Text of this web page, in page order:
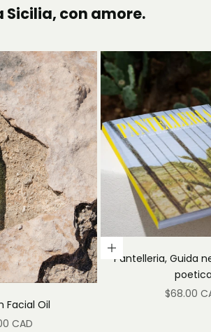
Sicilia, con amore.
Facial Oil
scontato
CAD
Aggiungi al carrello
Pantelleria, Guida
Prezzo
$68.00